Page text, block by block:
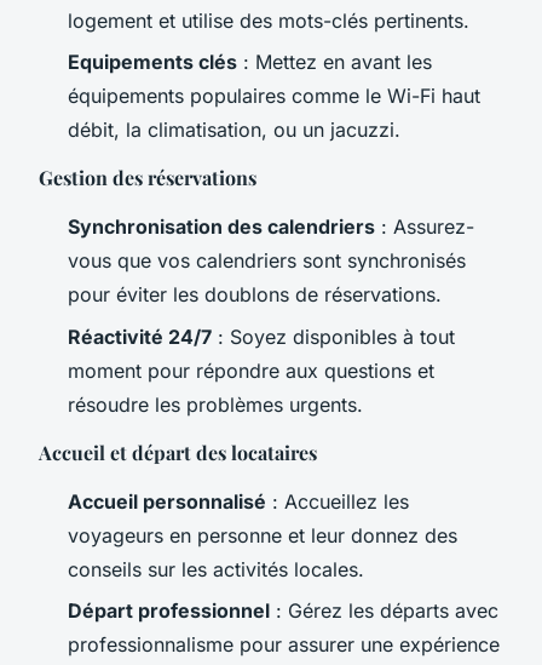
logement et utilise des mots-clés pertinents.
Equipements clés : Mettez en avant les
équipements populaires comme le Wi-Fi haut
débit, la climatisation, ou un jacuzzi.
Gestion des réservations
Synchronisation des calendriers : Assurez-
vous que vos calendriers sont synchronisés
pour éviter les doublons de réservations.
Réactivité 24/7 : Soyez disponibles à tout
moment pour répondre aux questions et
résoudre les problèmes urgents.
Accueil et départ des locataires
Accueil personnalisé : Accueillez les
voyageurs en personne et leur donnez des
conseils sur les activités locales.
Départ professionnel : Gérez les départs avec
professionnalisme pour assurer une expérience